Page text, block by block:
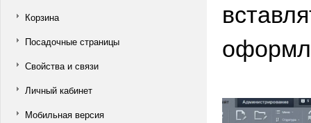
Корзина
Посадочные страницы
Свойства и связи
Личный кабинет
Мобильная версия